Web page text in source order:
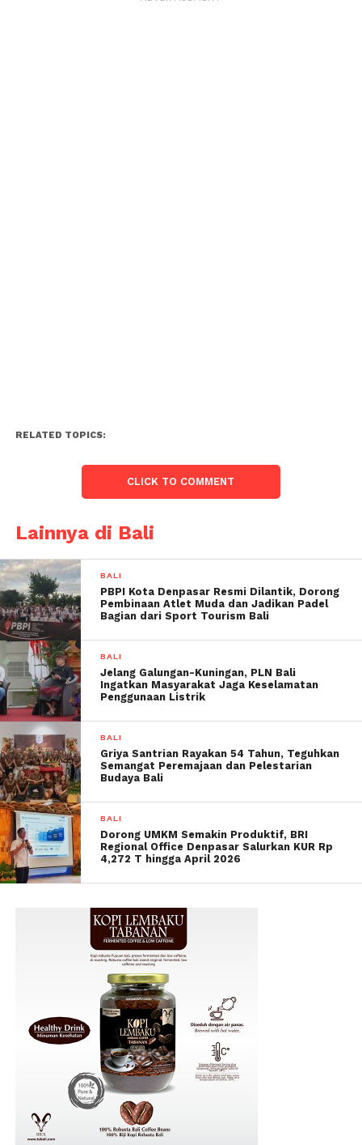
RELATED TOPICS:
CLICK TO COMMENT
Lainnya di Bali
BALI
PBPI Kota Denpasar Resmi Dilantik, Dorong
Pembinaan Atlet Muda dan Jadikan Padel
Bagian dari Sport Tourism Bali
BALI
Jelang Galungan-Kuningan, PLN Bali
Ingatkan Masyarakat Jaga Keselamatan
Penggunaan Listrik
BALI
Griya Santrian Rayakan 54 Tahun, Teguhkan
Semangat Peremajaan dan Pelestarian
Budaya Bali
BALI
Dorong UMKM Semakin Produktif, BRI
Regional Office Denpasar Salurkan KUR Rp
4,272 T hingga April 2026